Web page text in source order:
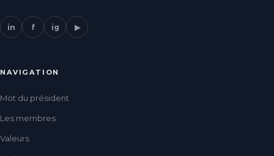
in f ig ▶
NAVIGATION
Mot du président
Les membres
Valeurs